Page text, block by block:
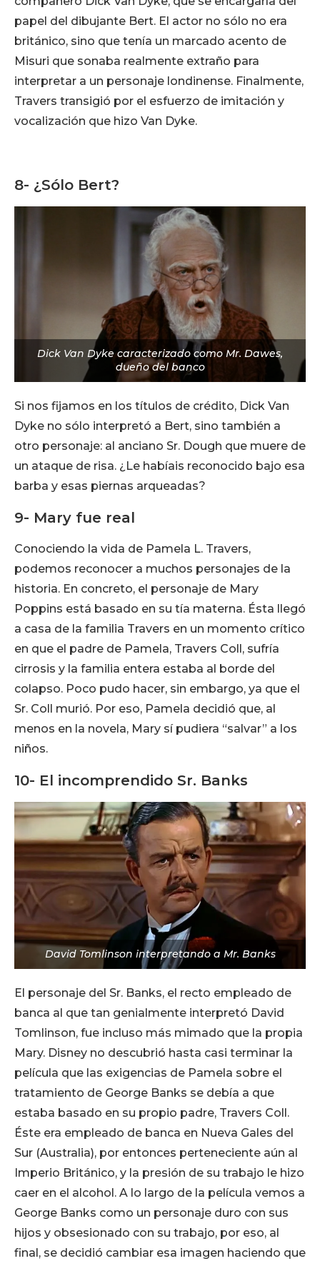
papel del dibujante Bert. El actor no sólo no era
británico, sino que tenía un marcado acento de
Misuri que sonaba realmente extraño para
interpretar a un personaje londinense. Finalmente,
Travers transigió por el esfuerzo de imitación y
vocalización que hizo Van Dyke.
8- ¿Sólo Bert?
Dick Van Dyke caracterizado como Mr. Dawes,
dueño del banco
Si nos fijamos en los títulos de crédito, Dick Van
Dyke no sólo interpretó a Bert, sino también a
otro personaje: al anciano Sr. Dough que muere de
un ataque de risa. ¿Le habíais reconocido bajo esa
barba y esas piernas arqueadas?
9- Mary fue real
Conociendo la vida de Pamela L. Travers,
podemos reconocer a muchos personajes de la
historia. En concreto, el personaje de Mary
Poppins está basado en su tía materna. Ésta llegó
a casa de la familia Travers en un momento crítico
en que el padre de Pamela, Travers Coll, sufría
cirrosis y la familia entera estaba al borde del
colapso. Poco pudo hacer, sin embargo, ya que el
Sr. Coll murió. Por eso, Pamela decidió que, al
menos en la novela, Mary sí pudiera “salvar” a los
niños.
10- El incomprendido Sr. Banks
David Tomlinson interpretando a Mr. Banks
El personaje del Sr. Banks, el recto empleado de
banca al que tan genialmente interpretó David
Tomlinson, fue incluso más mimado que la propia
Mary. Disney no descubrió hasta casi terminar la
película que las exigencias de Pamela sobre el
tratamiento de George Banks se debía a que
estaba basado en su propio padre, Travers Coll.
Éste era empleado de banca en Nueva Gales del
Sur (Australia), por entonces perteneciente aún al
Imperio Británico, y la presión de su trabajo le hizo
caer en el alcohol. A lo largo de la película vemos a
George Banks como un personaje duro con sus
hijos y obsesionado con su trabajo, por eso, al
final, se decidió cambiar esa imagen haciendo que